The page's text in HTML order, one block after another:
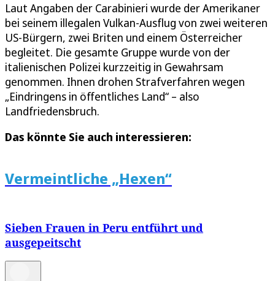
Laut Angaben der Carabinieri wurde der Amerikaner
bei seinem illegalen Vulkan-Ausflug von zwei weiteren
US-Bürgern, zwei Briten und einem Österreicher
begleitet. Die gesamte Gruppe wurde von der
italienischen Polizei kurzzeitig in Gewahrsam
genommen. Ihnen drohen Strafverfahren wegen
„Eindringens in öffentliches Land“ – also
Landfriedensbruch.
Das könnte Sie auch interessieren:
Vermeintliche „Hexen“
Sieben Frauen in Peru entführt und
ausgepeitscht